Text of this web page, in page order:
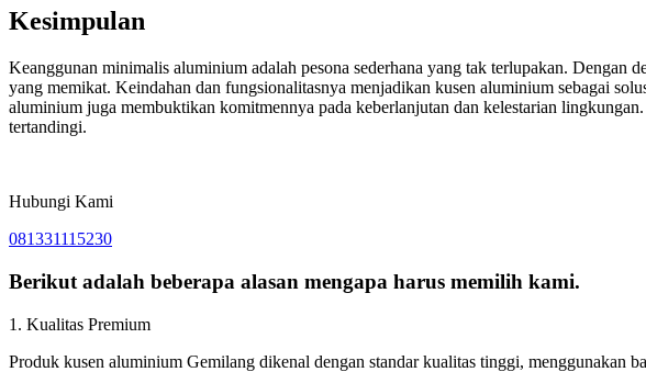
Kesimpulan
Keanggunan minimalis aluminium adalah pesona sederhana yang tak terlupakan. Dengan
yang memikat. Keindahan dan fungsionalitasnya menjadikan kusen aluminium sebagai
aluminium juga membuktikan komitmennya pada keberlanjutan dan kelestarian
tertandingi.
Hubungi Kami
081331115230
Berikut adalah beberapa alasan mengapa harus memilih kami.
1. Kualitas Premium
Produk kusen aluminium Gemilang dikenal dengan standar kualitas tinggi, menggunakan